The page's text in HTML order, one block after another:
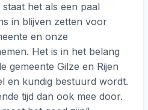
het als een paal
in blijven zetten voor
en onze
Het is in het belang
gemeente Gilze en Rijen
en kundig bestuurd wordt.
tijd dan ook mee door.